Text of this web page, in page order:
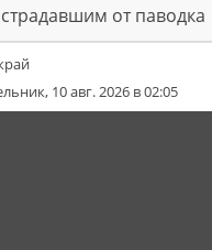
от паводка
10 авг. 2026 в 02:05